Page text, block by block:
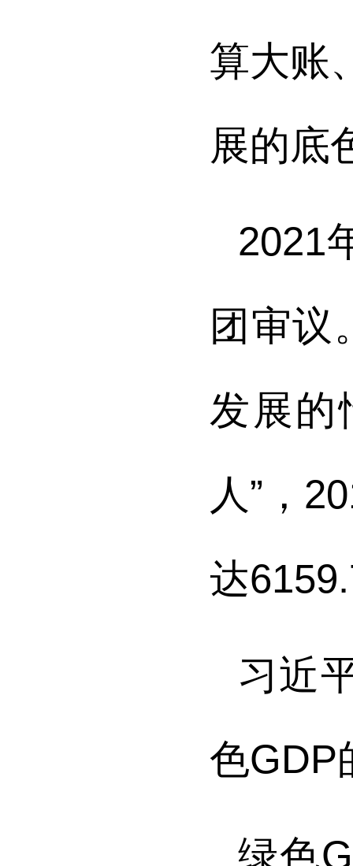
算大账
展的底
2021
团审议
发展的
人”，
达
习近
色GDP
绿色